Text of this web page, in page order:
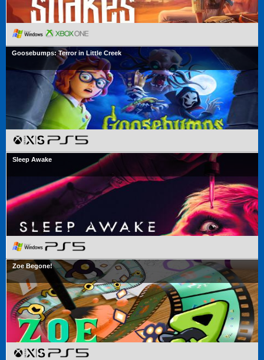
Goosebumps: Terror in Little Creek
Sleep Awake
Zoe Begone!